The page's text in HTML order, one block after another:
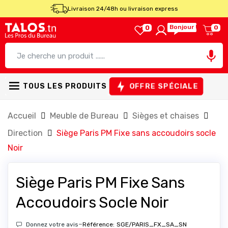
Livraison 24/48h ou livraison express
0 Bonjour ! 0

TOUS LES PRODUITS OFFRE SPÉCIALE
Accueil Meuble de Bureau
Sièges et chaises
Direction
Siège Paris PM Fixe sans accoudoirs socle
Noir
Siège Paris PM Fixe Sans
Accoudoirs Socle Noir
Donnez votre avis-Référence: SGE/PARIS_FX_SA_SN